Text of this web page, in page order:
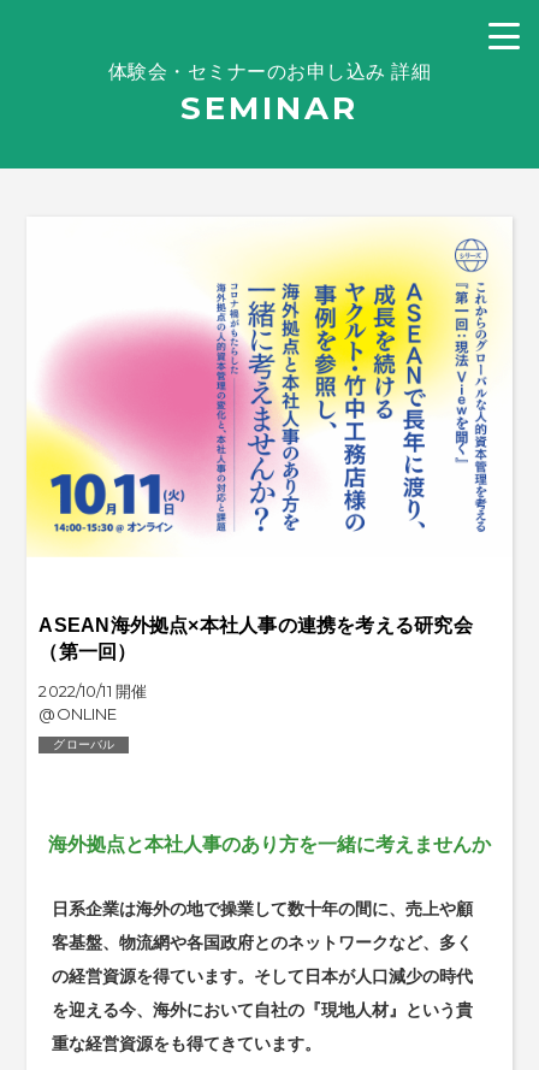
体験会・セミナーのお申し込み 詳細
SEMINAR
ASEAN海外拠点×本社人事の連携を考える研究会
（第一回）
2022/10/11 開催
@ONLINE
グローバル
海外拠点と本社人事のあり方を一緒に考えませんか
日系企業は海外の地で操業して数十年の間に、売上や顧
客基盤、物流網や各国政府とのネットワークなど、多く
の経営資源を得ています。そして日本が人口減少の時代
を迎える今、海外において自社の『現地人材』という貴
重な経営資源をも得てきています。